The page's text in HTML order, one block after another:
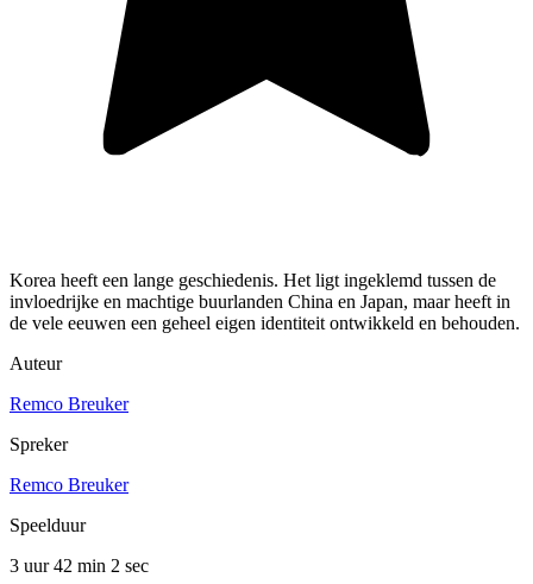
Korea heeft een lange geschiedenis. Het ligt ingeklemd tussen de
invloedrijke en machtige buurlanden China en Japan, maar heeft in
de vele eeuwen een geheel eigen identiteit ontwikkeld en behouden.
Auteur
Remco Breuker
Spreker
Remco Breuker
Speelduur
3 uur 42 min 2 sec